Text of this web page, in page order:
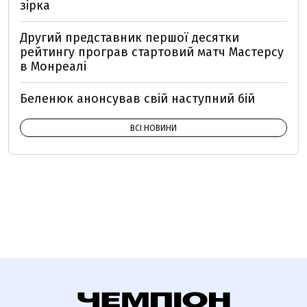
зірка
Другий представник першої десятки
рейтингу програв стартовий матч Мастерсу
в Монреалі
Беленюк анонсував свій наступний бій
ВСІ НОВИНИ